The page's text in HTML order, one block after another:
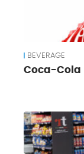
BEVERAGE
Coca-Cola